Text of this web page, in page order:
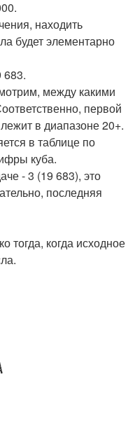
находить
будет элементарно
683.
между какими
первой
в диапазоне 20+.
в таблице по
куба.
- 3 (19 683), это
последняя
тогда, когда исходное